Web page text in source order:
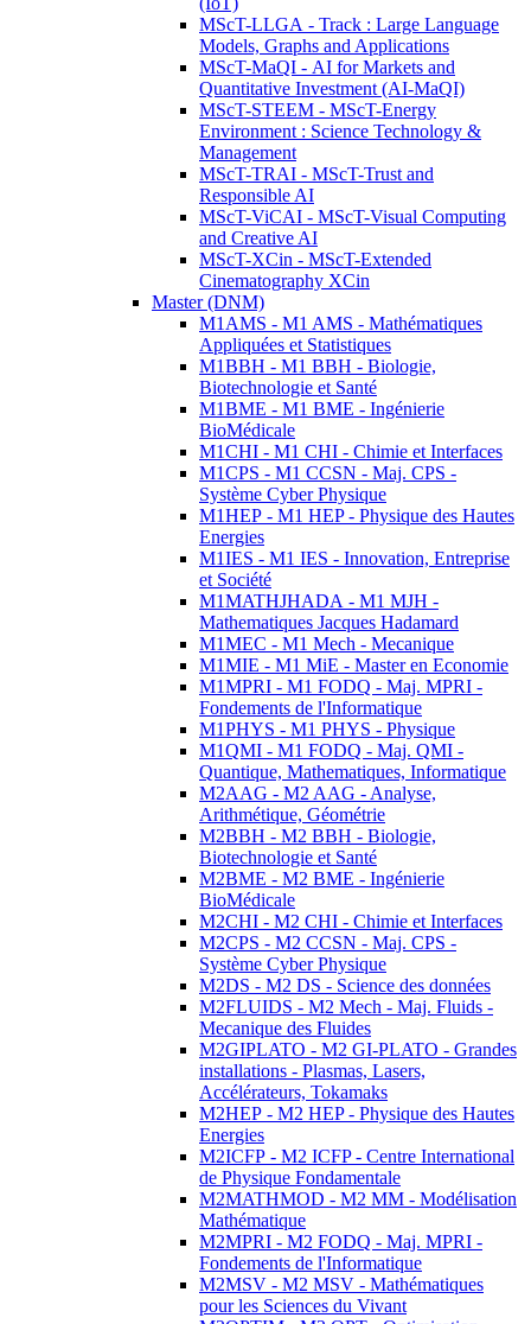
MScT-LLGA - Track : Large Language
Models, Graphs and Applications
MScT-MaQI - AI for Markets and
Quantitative Investment (AI-MaQI)
MScT-STEEM - MScT-Energy
Environment : Science Technology &
Management
MScT-TRAI - MScT-Trust and
Responsible AI
MScT-ViCAI - MScT-Visual Computing
and Creative AI
MScT-XCin - MScT-Extended
Cinematography XCin
Master (DNM)
M1AMS - M1 AMS - Mathématiques
Appliquées et Statistiques
M1BBH - M1 BBH - Biologie,
Biotechnologie et Santé
M1BME - M1 BME - Ingénierie
BioMédicale
M1CHI - M1 CHI - Chimie et Interfaces
M1CPS - M1 CCSN - Maj. CPS -
Système Cyber Physique
M1HEP - M1 HEP - Physique des Hautes
Energies
M1IES - M1 IES - Innovation, Entreprise
et Société
M1MATHJHADA - M1 MJH -
Mathematiques Jacques Hadamard
M1MEC - M1 Mech - Mecanique
M1MIE - M1 MiE - Master en Economie
M1MPRI - M1 FODQ - Maj. MPRI -
Fondements de l'Informatique
M1PHYS - M1 PHYS - Physique
M1QMI - M1 FODQ - Maj. QMI -
Quantique, Mathematiques, Informatique
M2AAG - M2 AAG - Analyse,
Arithmétique, Géométrie
M2BBH - M2 BBH - Biologie,
Biotechnologie et Santé
M2BME - M2 BME - Ingénierie
BioMédicale
M2CHI - M2 CHI - Chimie et Interfaces
M2CPS - M2 CCSN - Maj. CPS -
Système Cyber Physique
M2DS - M2 DS - Science des données
M2FLUIDS - M2 Mech - Maj. Fluids -
Mecanique des Fluides
M2GIPLATO - M2 GI-PLATO - Grandes
installations - Plasmas, Lasers,
Accélérateurs, Tokamaks
M2HEP - M2 HEP - Physique des Hautes
Energies
M2ICFP - M2 ICFP - Centre International
de Physique Fondamentale
M2MATHMOD - M2 MM - Modélisation
Mathématique
M2MPRI - M2 FODQ - Maj. MPRI -
Fondements de l'Informatique
M2MSV - M2 MSV - Mathématiques
pour les Sciences du Vivant